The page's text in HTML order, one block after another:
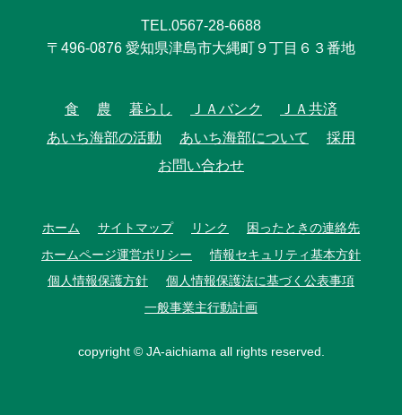
TEL.0567-28-6688
〒496-0876 愛知県津島市大縄町９丁目６３番地
食 農 暮らし ＪＡバンク
ＪＡ共済
あいち海部の活動
あいち海部について
採用
お問い合わせ
ホーム サイトマップ リンク
困ったときの連絡先
ホームページ運営ポリシー
情報セキュリティ基本方針
個人情報保護方針
個人情報保護法に基づく公表事項
一般事業主行動計画
copyright © JA-aichiama all rights reserved.